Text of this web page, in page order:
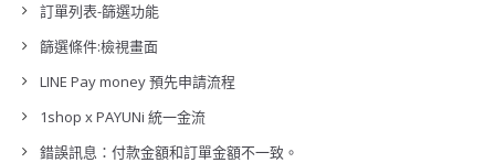
訂單列表-篩選功能
篩選條件:檢視畫面
LINE Pay money 預先申請流程
1shop x PAYUNi 統一金流
錯誤訊息：付款金額和訂單金額不一致。